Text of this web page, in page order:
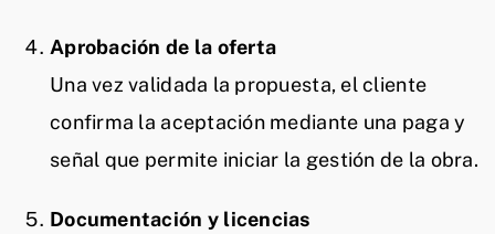
Aprobación de la oferta
Una vez validada la propuesta, el cliente
confirma la aceptación mediante una paga y
señal que permite iniciar la gestión de la obra.
Documentación y licencias